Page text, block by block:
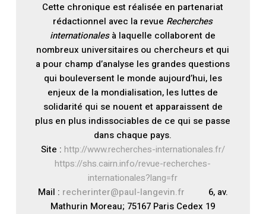
Cette chronique est réalisée en partenariat
rédactionnel avec la revue Recherches
internationalesà laquelle collaborent de
nombreux universitaires ou chercheurs et qui
a pour champ d’analyse les grandes questions
qui bouleversent le monde aujourd’hui, les
enjeux de la mondialisation, les luttes de
solidarité qui se nouent et apparaissent de
plus en plus indissociables de ce qui se passe
dans chaque pays.
Site : http://www.recherches-internationales.fr/
https://shs.cairn.info/revue-recherches-
internationales?lang=fr
Mail : recherinter@paul-langevin.fr 6, av.
Mathurin Moreau; 75167 Paris Cedex 19